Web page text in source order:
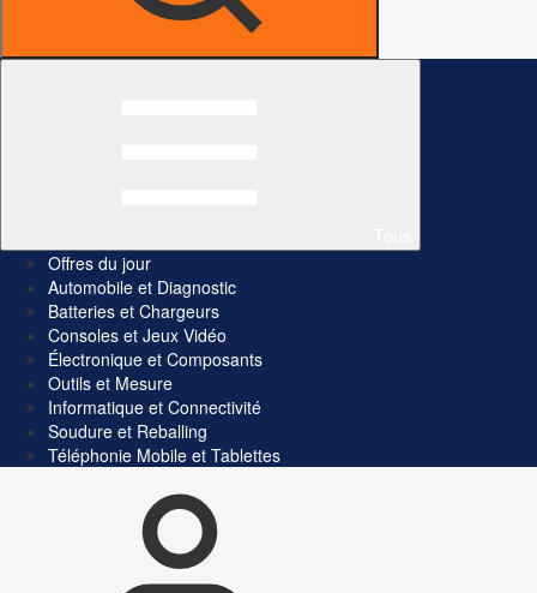
Offres du jour
Automobile et Diagnostic
Batteries et Chargeurs
Consoles et Jeux Vidéo
Électronique et Composants
Outils et Mesure
Informatique et Connectivité
Soudure et Reballing
Téléphonie Mobile et Tablettes